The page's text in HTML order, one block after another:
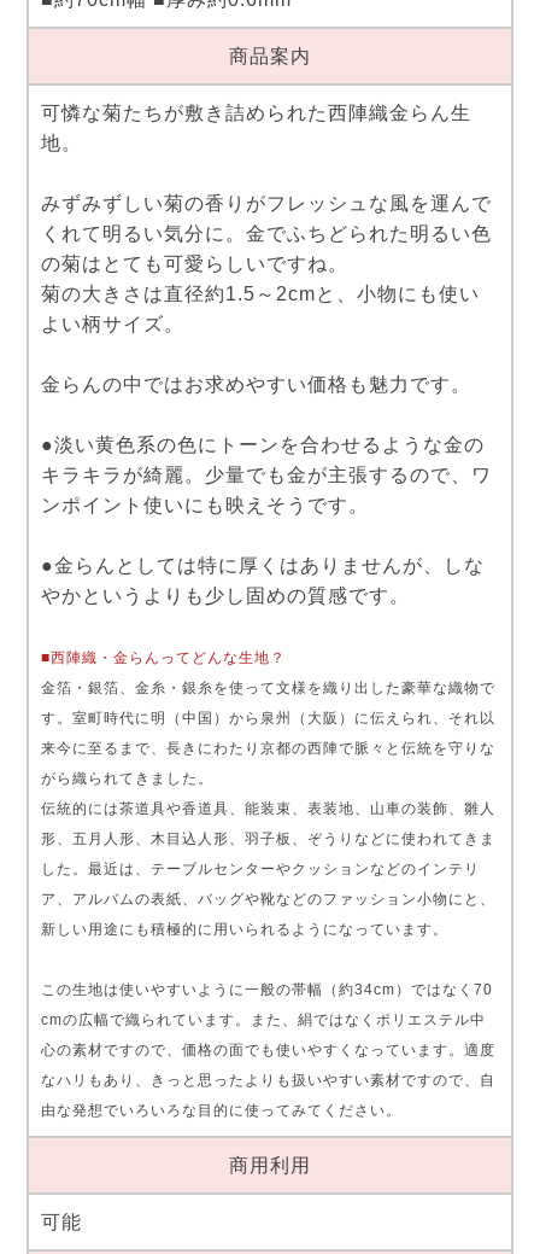
商品案内
可憐な菊たちが敷き詰められた西陣織金らん生
地。
みずみずしい菊の香りがフレッシュな風を運んで
くれて明るい気分に。金でふちどられた明るい色
の菊はとても可愛らしいですね。
菊の大きさは直径約1.5～2cmと、小物にも使い
よい柄サイズ。
金らんの中ではお求めやすい価格も魅力です。
●淡い黄色系の色にトーンを合わせるような金の
キラキラが綺麗。少量でも金が主張するので、ワ
ンポイント使いにも映えそうです。
●金らんとしては特に厚くはありませんが、しな
やかというよりも少し固めの質感です。
■西陣織・金らんってどんな生地？
金箔・銀箔、金糸・銀糸を使って文様を織り出した豪華な織物で
す。室町時代に明（中国）から泉州（大阪）に伝えられ、それ以
来今に至るまで、長きにわたり京都の西陣で脈々と伝統を守りな
がら織られてきました。
伝統的には茶道具や香道具、能装束、表装地、山車の装飾、雛人
形、五月人形、木目込人形、羽子板、ぞうりなどに使われてきま
した。最近は、テーブルセンターやクッションなどのインテリ
ア、アルバムの表紙、バッグや靴などのファッション小物にと、
新しい用途にも積極的に用いられるようになっています。
この生地は使いやすいように一般の帯幅（約34cm）ではなく70
cmの広幅で織られています。また、絹ではなくポリエステル中
心の素材ですので、価格の面でも使いやすくなっています。適度
なハリもあり、きっと思ったよりも扱いやすい素材ですので、自
由な発想でいろいろな目的に使ってみてください。
商用利用
可能